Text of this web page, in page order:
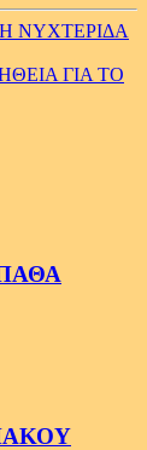
ΝΥΧΤΕΡΙΔΑ
ΓΙΑ ΤΟ